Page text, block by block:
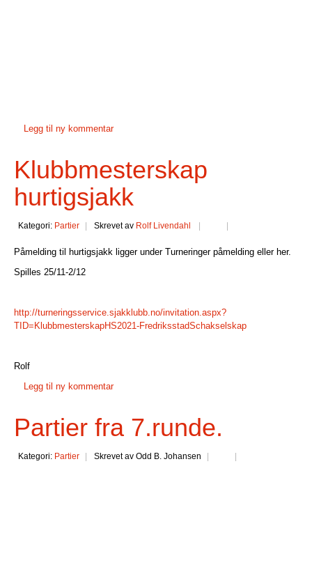
Legg til ny kommentar
Klubbmesterskap
hurtigsjakk
Kategori: Partier Skrevet av Rolf Livendahl
Påmelding til hurtigsjakk ligger under Turneringer påmelding eller her.
Spilles 25/11-2/12
http://turneringsservice.sjakklubb.no/invitation.aspx?
TID=KlubbmesterskapHS2021-FredriksstadSchakselskap
Rolf
Legg til ny kommentar
Partier fra 7.runde.
Kategori: Partier Skrevet av Odd B. Johansen